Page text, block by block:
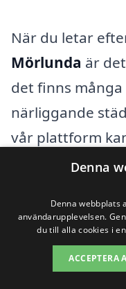
När du letar
Mörlunda är
det finns
närliggande
vår plattform
företag inom
tjänster. Det är
professionell
ofta kräver
utrustning.
Denna
Denna webbplats
användarupplevelsen.
du till alla cookies i
ACCEPTERA